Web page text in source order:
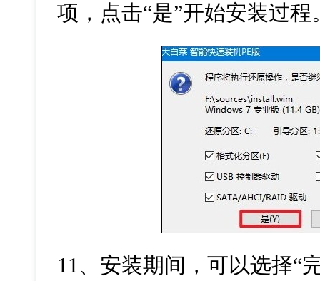
项，点击“是”开始安装过程
11、安装期间，可以选择“